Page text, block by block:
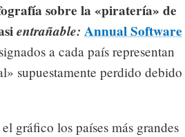
sobre la «piratería» de
entrañable: Annual Software
a cada país representan
supuestamente perdido debido
gráfico los países más grandes